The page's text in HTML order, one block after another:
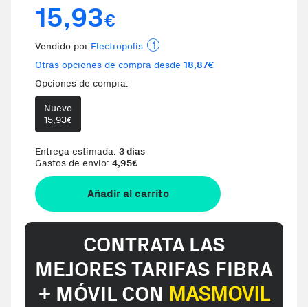
15,93€
Vendido por Electropolis
Otras opciones de compra desde 18,87€
Opciones de compra:
Nuevo
15,93€
Entrega estimada: 3 días
Gastos de envio: 4,95€
Añadir al carrito
CONTRATA LAS
MEJORES TARIFAS FIBRA
+ MÓVIL CON MASMOVIL